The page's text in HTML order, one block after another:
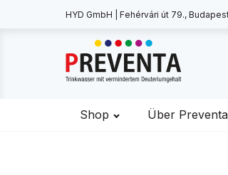
HYD GmbH | Fehérvári út 79.,
Shop Über Preventa